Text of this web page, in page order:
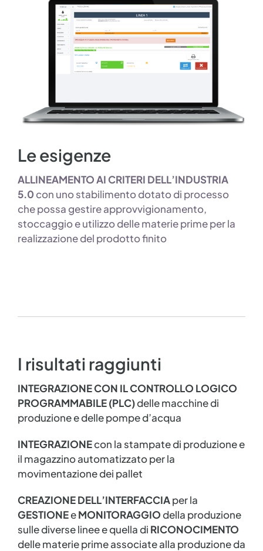
Le esigenze
ALLINEAMENTO AI CRITERI DELL’INDUSTRIA
5.0 con uno stabilimento dotato di processo
che possa gestire approvvigionamento,
stoccaggio e utilizzo delle materie prime per la
realizzazione del prodotto finito
I risultati raggiunti
INTEGRAZIONE CON IL CONTROLLO LOGICO
PROGRAMMABILE (PLC)delle macchine di
produzione e delle pompe d’acqua
INTEGRAZIONEcon la stampate di produzione e
il magazzino automatizzato per la
movimentazione dei pallet
CREAZIONE DELL’INTERFACCIAper la
GESTIONEeMONITORAGGIOdella produzione
sulle diverse linee e quella di RICONOCIMENTO
delle materie prime associate alla produzione da